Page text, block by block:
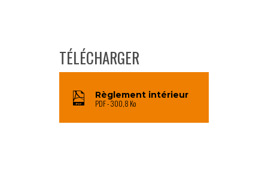
TÉLÉCHARGER
Règlement intérieur
PDF 300,8 Ko